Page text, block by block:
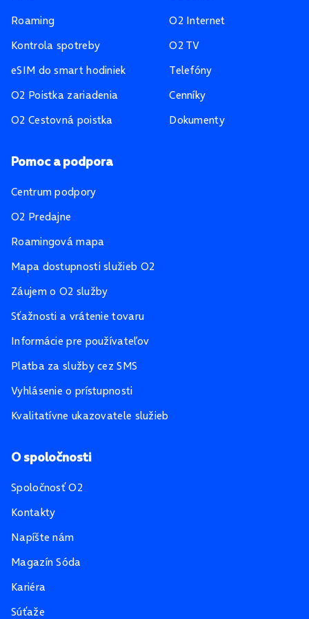
Roaming
Kontrola spotreby
eSIM do smart hodiniek
O2 Poistka zariadenia
O2 Cestovná poistka
O2 Internet
O2 TV
Telefóny
Cenníky
Dokumenty
Pomoc a podpora
Centrum podpory
O2 Predajne
Roamingová mapa
Mapa dostupnosti služieb O2
Záujem o O2 služby
Sťažnosti a vrátenie tovaru
Informácie pre používateľov
Platba za služby cez SMS
Vyhlásenie o prístupnosti
Kvalitatívne ukazovatele služieb
O spoločnosti
Spoločnosť O2
Kontakty
Napíšte nám
Magazín Sóda
Kariéra
Súťaže